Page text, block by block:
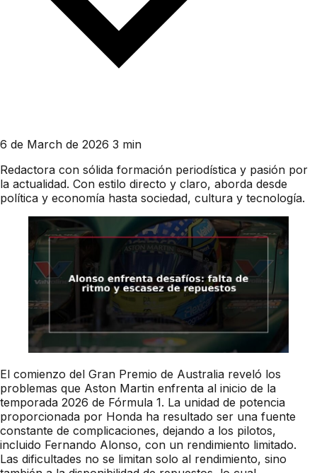
6 de March de 2026 3 min
Redactora con sólida formación periodística y pasión por
la actualidad. Con estilo directo y claro, aborda desde
política y economía hasta sociedad, cultura y tecnología.
El comienzo del Gran Premio de Australia reveló los
problemas que Aston Martin enfrenta al inicio de la
temporada 2026 de Fórmula 1. La unidad de potencia
proporcionada por Honda ha resultado ser una fuente
constante de complicaciones, dejando a los pilotos,
incluido Fernando Alonso, con un rendimiento limitado.
Las dificultades no se limitan solo al rendimiento, sino